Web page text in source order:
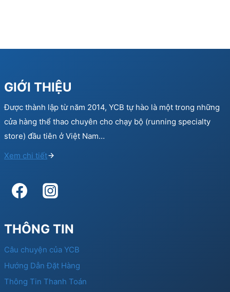
GIỚI THIỆU
Được thành lập từ năm 2014, YCB tự hào là một trong những
cửa hàng thể thao chuyên cho chạy bộ (running specialty
store) đầu tiên ở Việt Nam…
Xem chi tiết
THÔNG TIN
Câu chuyện của YCB
Hướng Dẫn Đặt Hàng
Thông Tin Thanh Toán